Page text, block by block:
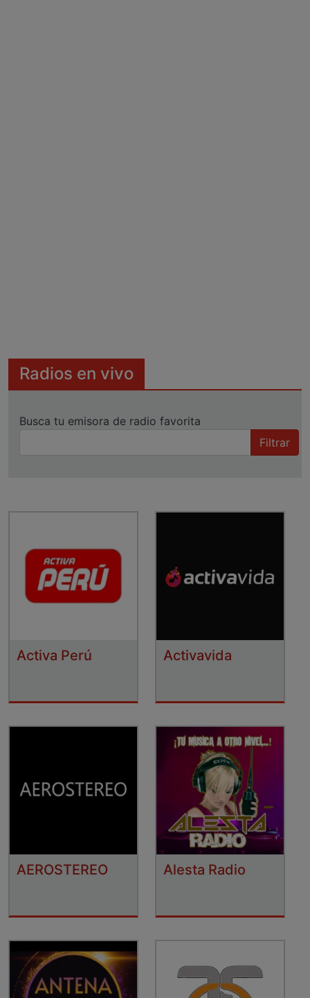
Radios en vivo
Busca tu emisora de radio favorita
Filtrar
Activa Perú Activavida
AEROSTEREO Alesta Radio